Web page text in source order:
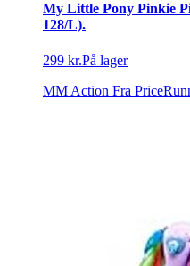
My Little Pony Pinkie
128/L).
299 kr.På lager
MM Action Fra